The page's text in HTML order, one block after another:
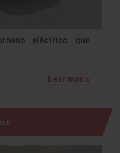
eléctrico que
Leer más »